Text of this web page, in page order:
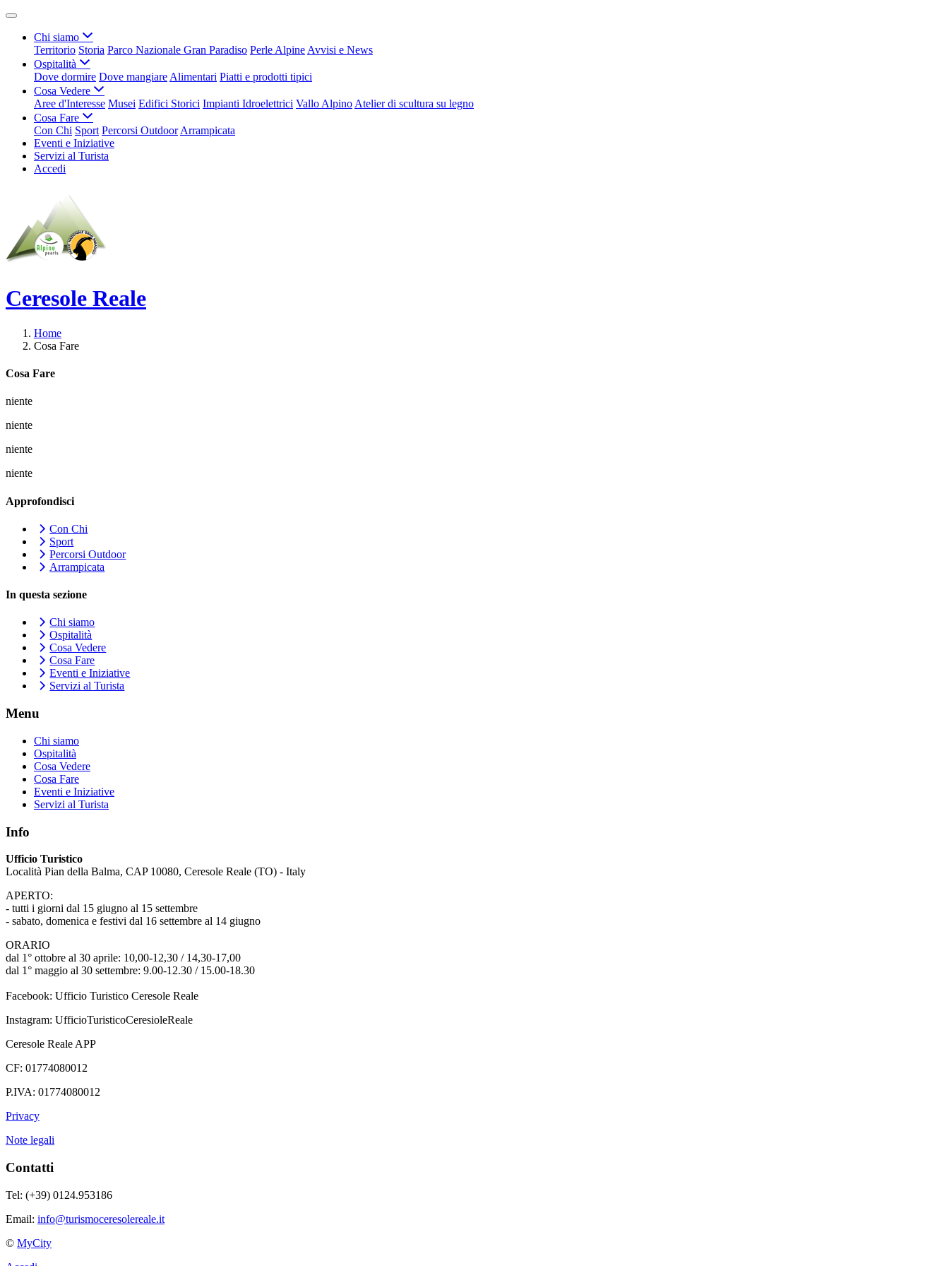
Chi siamo
Territorio Storia Parco Nazionale Gran Paradiso Perle Alpine Avvisi e News
Ospitalità
Dove dormire Dove mangiare Alimentari Piatti e prodotti tipici
Cosa Vedere
Aree d'Interesse Musei Edifici Storici Impianti Idroelettrici Vallo Alpino Atelier di scultura su legno
Cosa Fare
Con Chi Sport Percorsi Outdoor Arrampicata
Eventi e Iniziative
Servizi al Turista
Accedi
Ceresole Reale
Home
Cosa Fare
Cosa Fare
niente
niente
niente
niente
Approfondisci
Con Chi
Sport
Percorsi Outdoor
Arrampicata
In questa sezione
Chi siamo
Ospitalità
Cosa Vedere
Cosa Fare
Eventi e Iniziative
Servizi al Turista
Menu
Chi siamo
Ospitalità
Cosa Vedere
Cosa Fare
Eventi e Iniziative
Servizi al Turista
Info
Ufficio Turistico
Località Pian della Balma, CAP 10080, Ceresole Reale (TO) - Italy
APERTO:
- tutti i giorni dal 15 giugno al 15 settembre
- sabato, domenica e festivi dal 16 settembre al 14 giugno
ORARIO
dal 1° ottobre al 30 aprile: 10,00-12,30 / 14,30-17,00
dal 1° maggio al 30 settembre: 9.00-12.30 / 15.00-18.30
Facebook: Ufficio Turistico Ceresole Reale
Instagram: UfficioTuristicoCeresioleReale
Ceresole Reale APP
CF: 01774080012
P.IVA: 01774080012
Privacy
Note legali
Contatti
Tel: (+39) 0124.953186
Email: info@turismoceresolereale.it
© MyCity